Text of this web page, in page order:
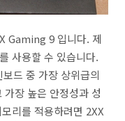
Gaming 9 입니다. 제
사용할 수 있습니다.
드 중 가장 상위급의
장 높은 안정성과 성
리를 적용하려면 2XX